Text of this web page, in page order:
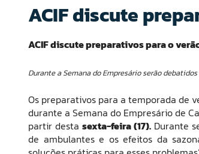
ACIF discute
ACIF discute preparativos para o
Durante a Semana do Empresário serão
Os preparativos para a temporada de
durante a Semana do Empresário de
partir destasexta-feira (17). Durante
de ambulantes e os efeitos da